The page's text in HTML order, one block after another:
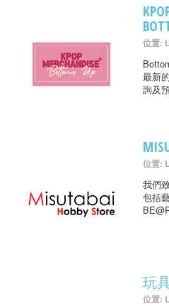
位置:
最新
詢及
位置:
我們
包括
玩
位置: